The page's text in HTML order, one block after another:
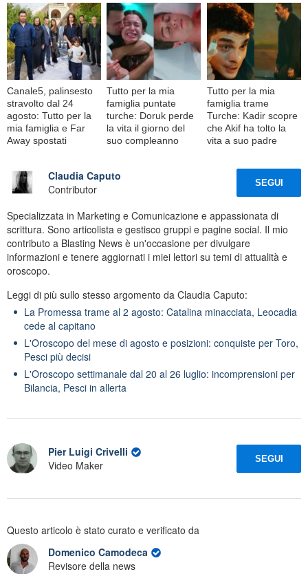
Canale5, palinsesto
stravolto dal 24
agosto: Tutto per la
mia famiglia e Far
Away spostati
Tutto per la mia
famiglia puntate
turche: Doruk perde
la vita il giorno del
suo compleanno
Tutto per la mia
famiglia trame
Turche: Kadir scopre
che Akif ha tolto la
vita a suo padre
Claudia Caputo
Contributor
SEGUI
Specializzata in Marketing e Comunicazione e appassionata di
scrittura. Sono articolista e gestisco gruppi e pagine social. Il mio
contributo a Blasting News è un'occasione per divulgare
informazioni e tenere aggiornati i miei lettori su temi di attualità e
oroscopo.
Leggi di più sullo stesso argomento da Claudia Caputo:
La Promessa trame al 2 agosto: Catalina minacciata, Leocadia
cede al capitano
L'Oroscopo del mese di agosto e posizioni: conquiste per Toro,
Pesci più decisi
L'Oroscopo settimanale dal 20 al 26 luglio: incomprensioni per
Bilancia, Pesci in allerta
Pier Luigi Crivelli
Video Maker
SEGUI
Questo articolo è stato curato e verificato da
Domenico Camodeca
Revisore della news